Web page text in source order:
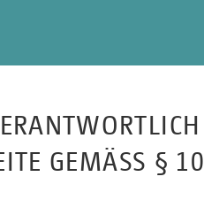
GEMÄSS § 10 A